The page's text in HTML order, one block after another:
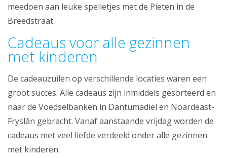
meedoen aan leuke spelletjes met de Pieten in de
Breedstraat.
Cadeaus voor alle gezinnen
met kinderen
De cadeauzuilen op verschillende locaties waren een
groot succes. Alle cadeaus zijn inmiddels gesorteerd en
naar de Voedselbanken in Dantumadiel en Noardeast-
Fryslân gebracht. Vanaf aanstaande vrijdag worden de
cadeaus met veel liefde verdeeld onder alle gezinnen
met kinderen.